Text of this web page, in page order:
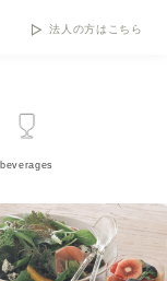
法人の方はこちら
beverages